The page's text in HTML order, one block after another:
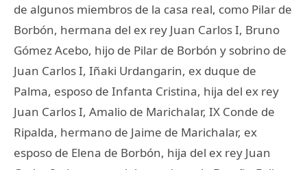
de algunos miembros de la casa real, como Pilar de
Borbón, hermana del ex rey Juan Carlos I, Bruno
Gómez Acebo, hijo de Pilar de Borbón y sobrino de
Juan Carlos I, Iñaki Urdangarin, ex duque de
Palma, esposo de Infanta Cristina, hija del ex rey
Juan Carlos I, Amalio de Marichalar, IX Conde de
Ripalda, hermano de Jaime de Marichalar, ex
esposo de Elena de Borbón, hija del ex rey Juan